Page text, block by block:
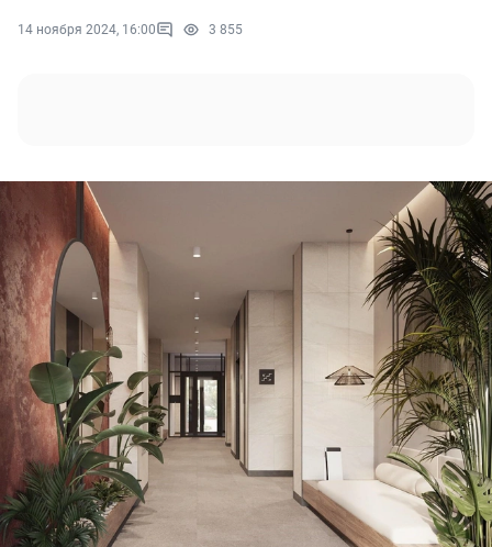
14 ноября 2024, 16:00 3 855